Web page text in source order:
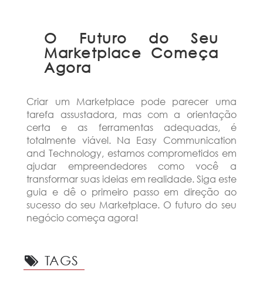
O Futuro do Seu
Marketplace Começa
Agora
Criar um Marketplace pode parecer uma
tarefa assustadora, mas com a orientação
certa e as ferramentas adequadas, é
totalmente viável. Na Easy Communication
and Technology, estamos comprometidos em
ajudar empreendedores como você a
transformar suas ideias em realidade. Siga este
guia e dê o primeiro passo em direção ao
sucesso do seu Marketplace. O futuro do seu
negócio começa agora!
TAGS